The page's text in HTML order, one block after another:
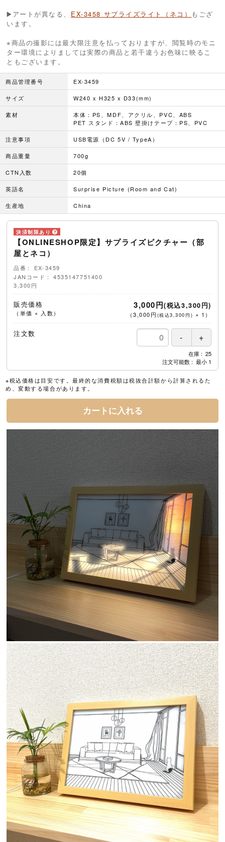
▶️アートが異なる、 EX-3458 サプライズライト（ネコ） もござ
います。
※商品の撮影には最大限注意を払っておりますが、閲覧時のモニ
ター環境によりましては実際の商品と若干違うお色味に映るこ
ともございます。
商品管理番号 EX-3459
サイズ W240 x H325 x D33(mm)
素材
本体：PS、MDF、アクリル、PVC、ABS
PET スタンド：ABS 壁掛けテープ：PS、PVC
注意事項 USB電源（DC 5V / TypeA）
商品重量 700g
CTN入数 20個
英語名 Surprise Picture (Room and Cat)
生産地 China
【ONLINESHOP限定】サプライズピクチャー（部
屋とネコ）
品番
EX-3459
JANコード
4535147751400
3,300円
販売価格
（単価 × 入数）
3,000円(税込3,300円)
（3,000円 (税込3,300円) × 1 ）
注文数
在庫
25
注文可能数
最小 1
※税込価格は目安です。最終的な消費税額は税抜合計額から計算されるた
め、変動する場合があります。
カートに入れる